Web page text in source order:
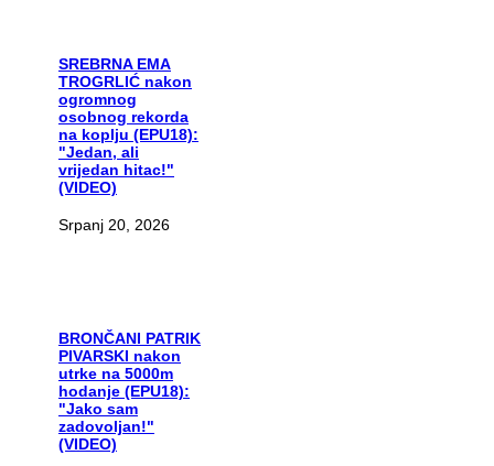
SREBRNAEMA
TROGRLIĆ nakon
ogromnog
osobnog rekorda
na koplju (EPU18):
"Jedan, ali
vrijedan hitac!"
(VIDEO)
Srpanj 20, 2026
BRONČANI PATRIK
PIVARSKI nakon
utrke na 5000m
hodanje (EPU18):
"Jako sam
zadovoljan!"
(VIDEO)